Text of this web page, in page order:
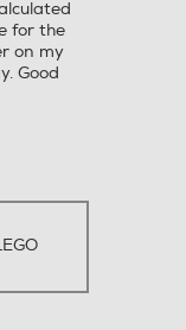
for the
on my
Good